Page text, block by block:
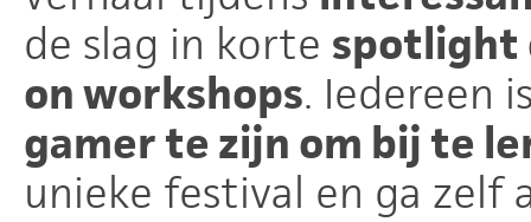
de slag in korte spotlight
on workshops. Iedereen
gamer te zijn om bij te
unieke festival en ga zelf